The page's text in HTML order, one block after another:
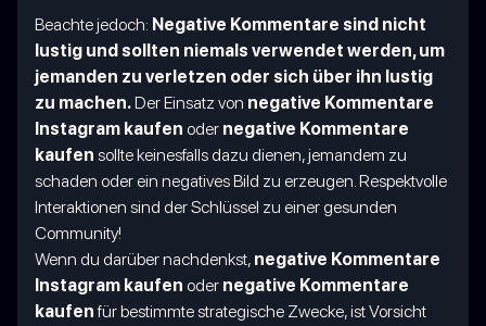
Beachte jedoch: Negative Kommentare sind nicht
lustig und sollten niemals verwendet werden, um
jemanden zu verletzen oder sich über ihn lustig
zu machen.Der Einsatz von negative Kommentare
Instagram kaufen oder negative Kommentare
kaufen sollte keinesfalls dazu dienen, jemandem zu
schaden oder ein negatives Bild zu erzeugen. Respektvolle
Interaktionen sind der Schlüssel zu einer gesunden
Community!
Wenn du darüber nachdenkst, negative Kommentare
Instagram kaufen oder negative Kommentare
kaufenfür bestimmte strategische Zwecke, ist Vorsicht